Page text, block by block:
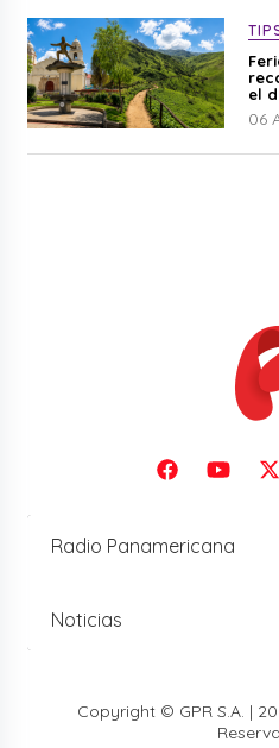
el
06
Radio Panamericana
Noticias
Copyright © GPR S.A. |